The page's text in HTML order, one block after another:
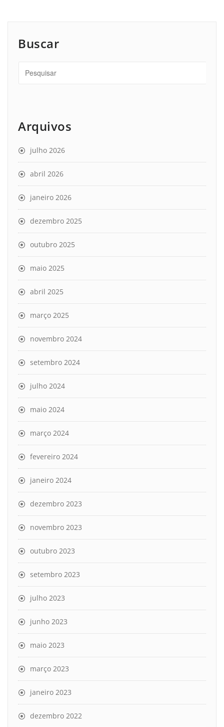
Buscar
Arquivos
julho 2026
abril 2026
janeiro 2026
dezembro 2025
outubro 2025
maio 2025
abril 2025
março 2025
novembro 2024
setembro 2024
julho 2024
maio 2024
março 2024
fevereiro 2024
janeiro 2024
dezembro 2023
novembro 2023
outubro 2023
setembro 2023
julho 2023
junho 2023
maio 2023
março 2023
janeiro 2023
dezembro 2022